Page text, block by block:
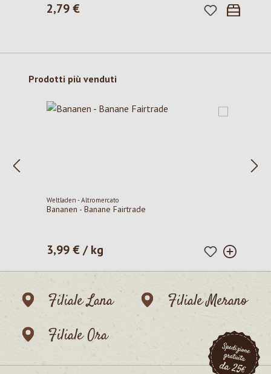
Prezzo normale:
2,79 €
Salta la galleria dei prodotti
Prodotti più venduti
Weltladen - Altromercato
Bananen - Banane Fairtrade
Prezzo normale:
3,99 € / kg
Filiale Lana
Filiale Merano
Filiale Ora